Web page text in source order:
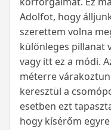
Adolfot, hogy
szerettem volna
különleges pillanat
vagy itt ez a módi.
méterre
keresztül a
esetben ezt
hogy kísérőm